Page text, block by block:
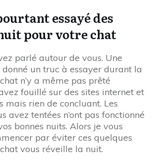
essayé des
pour votre chat
parlé autour de vous. Une
un truc à essayer durant la
n’y a même pas prêté
fouillé sur des sites internet et
mais rien de concluant. Les
avez tentées n’ont pas fonctionné
bonnes nuits. Alors je vous
par éviter ces quelques
vous réveille la nuit.